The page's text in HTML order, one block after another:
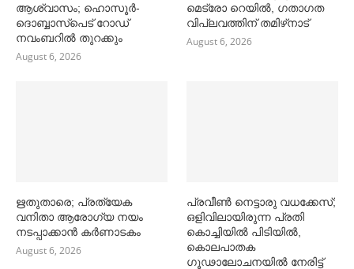
ആശ്വാസം; ഹൊസൂര്‍-
ദൊബ്ബാസ്പെട് റോഡ്
നവംബറില്‍ തുറക്കും
August 6, 2026
മെട്രോ റെയില്‍, ഗതാഗത
വിപ്ലവത്തിന് തമിഴ്‌നാട്
August 6, 2026
ഋതുതാരെ; പ്രത്യേക
വനിതാ ആരോഗ്യ നയം
നടപ്പാക്കാൻ കര്‍ണാടകം
August 6, 2026
പ്രവീൺ നെട്ടാരു വധക്കേസ്;
ഒളിവിലായിരുന്ന പ്രതി
കൊച്ചിയിൽ പിടിയിൽ,
കൊലപാതക
ഗൂഢാലോചനയിൽ നേരിട്ട്